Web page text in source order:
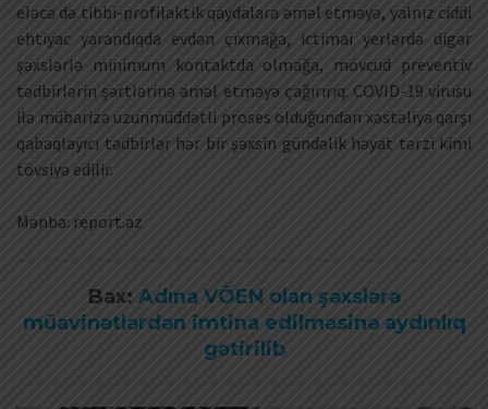
eləcə də tibbi-profilaktik qaydalara əməl etməyə, yalnız ciddi
ehtiyac yarandıqda evdən çıxmağa, ictimai yerlərdə digər
şəxslərlə minimum kontaktda olmağa, mövcud preventiv
tədbirlərin şərtlərinə əməl etməyə çağırırıq. COVID-19 virusu
ilə mübarizə uzunmüddətli proses olduğundan xəstəliyə qarşı
qabaqlayıcı tədbirlər hər bir şəxsin gündəlik həyat tərzi kimi
tövsiyə edilir.
Mənbə: report.az
Bax: Adına VÖEN olan şəxslərə
müavinətlərdən imtina edilməsinə aydınlıq
gətirilib